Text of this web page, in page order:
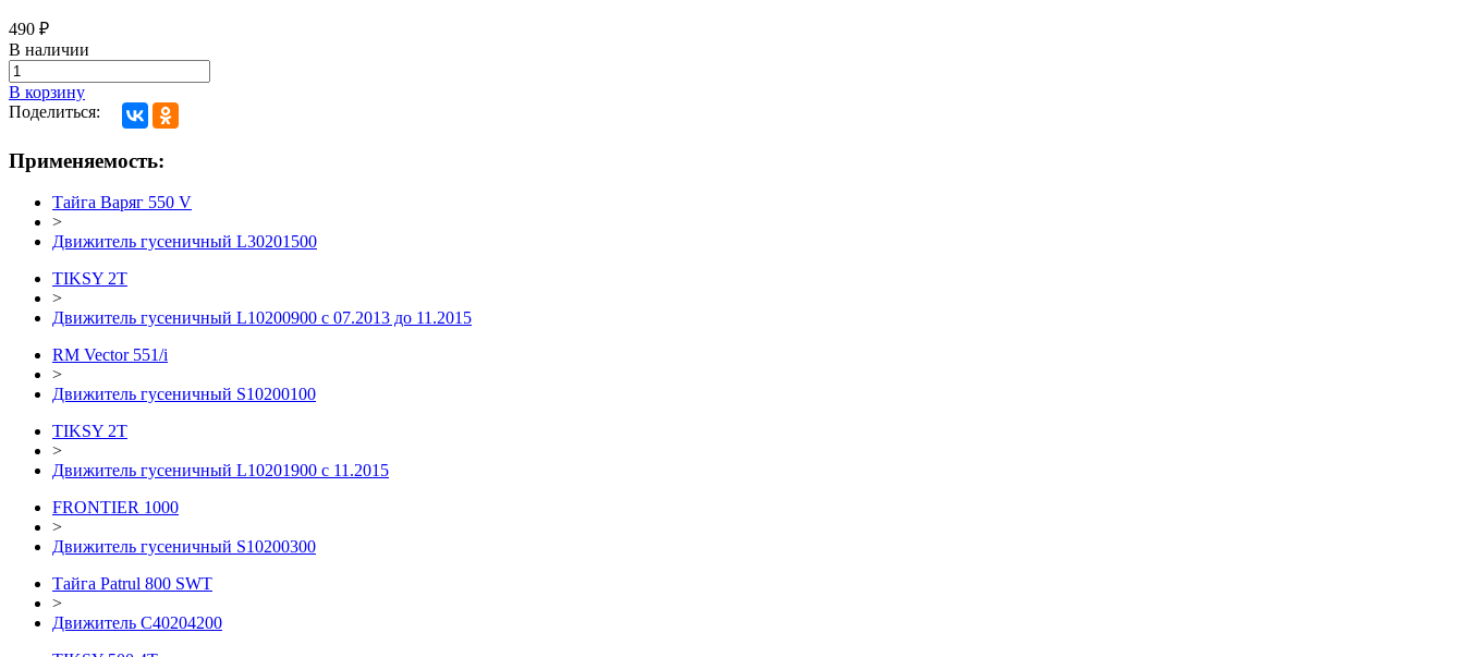
490 ₽
В наличии
В корзину
Поделиться:
Применяемость:
Тайга Варяг 550 V
>
Движитель гусеничный L30201500
TIKSY 2T
>
Движитель гусеничный L10200900 с 07.2013 до 11.2015
RM Vector 551/i
>
Движитель гусеничный S10200100
TIKSY 2T
>
Движитель гусеничный L10201900 с 11.2015
FRONTIER 1000
>
Движитель гусеничный S10200300
Тайга Patrul 800 SWT
>
Движитель С40204200